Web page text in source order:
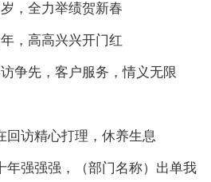
，全力举绩贺新春
，高高兴兴开门红
争先，客户服务，情义无限
回访精心打理，休养生息
年强强强，（部门名称）出单我